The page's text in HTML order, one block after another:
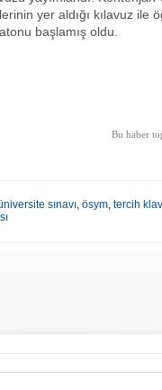
yer aldığı kılavuz ile
başlamış oldu.
Bu haber
sınavı, ösym, tercih